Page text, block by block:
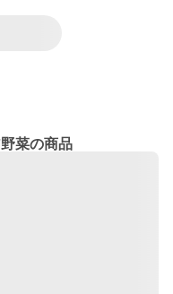
菜の商品